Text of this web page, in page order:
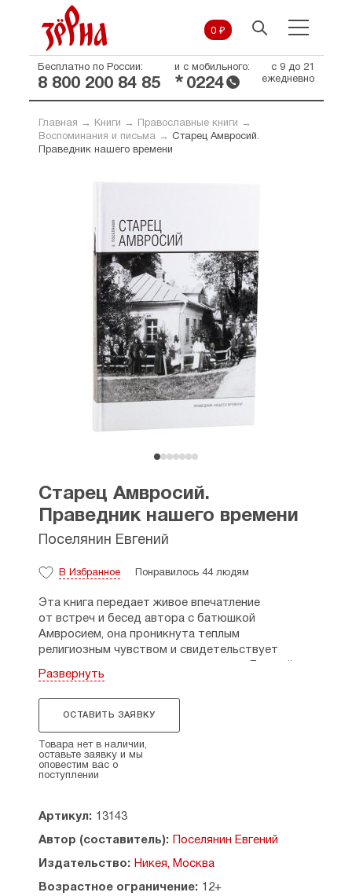
0 ₽
Бесплатно по России:
8 800 200 84 85
и с мобильного:
* 0224
с 9 до 21
ежедневно
Главная → Книги → Православные книги →
Воспоминания и письма→ Старец Амвросий.
Праведник нашего времени
Старец Амвросий.
Праведник нашего времени
Поселянин Евгений
В Избранное Понравилось 44 людям
Эта книга передает живое впечатление
от встреч и бесед автора с батюшкой
Амвросием, она проникнута теплым
религиозным чувством и свидетельствует
Поселянин, духовный писатель и новомученник
российский, оставил видный след в церковно-
просветительской литературе. Его творчество
началось по
благословению
Амвросия, продолжалось более четверти века
и после долгих лет запрета возвращается
к своему читателю.
Советом Русской Православной Церкви.
Издание 3-е.
Содержание:
Предисловие
Развернуть
ОСТАВИТЬ ЗАЯВКУ
Товара нет в наличии,
оставьте заявку и мы
оповестим вас о
поступлении
Артикул: 13143
Автор (составитель): Поселянин Евгений
Издательство: Никея, Москва
Возрастное ограничение: 12+